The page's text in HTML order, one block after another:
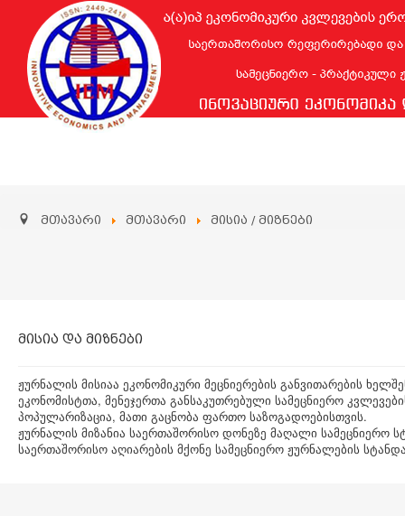
მთავარი მთავარი მისია / მიზნები
მისია და მიზნები
ჟურნალის მისიაა ეკონომიკური მეცნიერების განვითარების
ეკონომისტთა, მენეჯერთა განსაკუთრებული სამეცნიერო
პოპულარიზაცია, მათი გაცნობა ფართო საზოგადოებისთვის.
ჟურნალის მიზანია საერთაშორისო დონეზე მაღალი სამეცნიერო
საერთაშორისო აღიარების მქონე სამეცნიერო ჟურნალების